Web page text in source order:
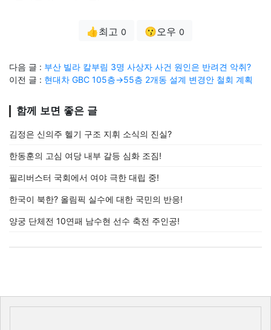
👍최고 0 😗오우 0
다음 글 : 부산 빌라 칼부림 3명 사상자 사건 원인은 반려견 악취?
이전 글 : 현대차 GBC 105층→55층 2개동 설계 변경안 철회 계획
함께 보면 좋은 글
김정은 신의주 헬기 구조 지휘 소식의 진실?
한동훈의 고심 여당 내부 갈등 심화 조짐!
필리버스터 국회에서 여야 극한 대립 중!
한국이 북한? 올림픽 실수에 대한 국민의 반응!
양궁 단체전 10연패 남수현 선수 축전 주인공!